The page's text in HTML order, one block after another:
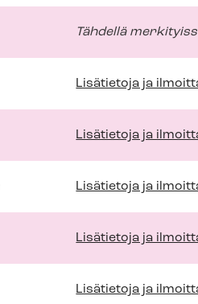
Tähdellä
Lisätietoja ja
Lisätietoja ja
Lisätietoja ja
Lisätietoja ja
Lisätietoja ja